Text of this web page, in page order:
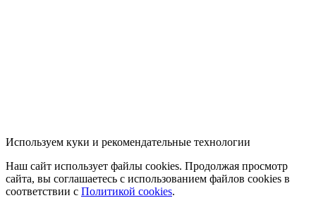
Используем куки и рекомендательные технологии
Наш сайт использует файлы cookies. Продолжая просмотр
сайта, вы соглашаетесь с использованием файлов cookies в
соответствии с Политикой cookies.